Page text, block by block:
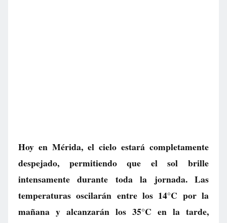
Hoy en Mérida, el cielo estará completamente
despejado, permitiendo que el sol brille
intensamente durante toda la jornada. Las
temperaturas oscilarán entre los 14°C por la
mañana y alcanzarán los 35°C en la tarde,